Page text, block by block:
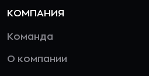
КОМПАНИЯ
Команда
О компании